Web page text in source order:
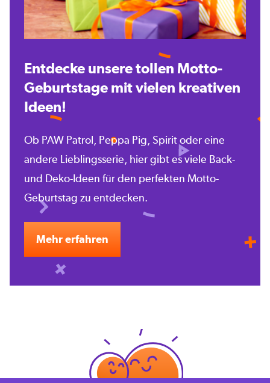
Entdecke unsere tollen Motto-
Geburtstage mit vielen kreativen
Ideen!
Ob PAW Patrol, Peppa Pig, Spirit oder eine
andere Lieblingsserie, hier gibt es viele Back-
und Deko-Ideen für den perfekten Motto-
Geburtstag zu entdecken.
Mehr erfahren